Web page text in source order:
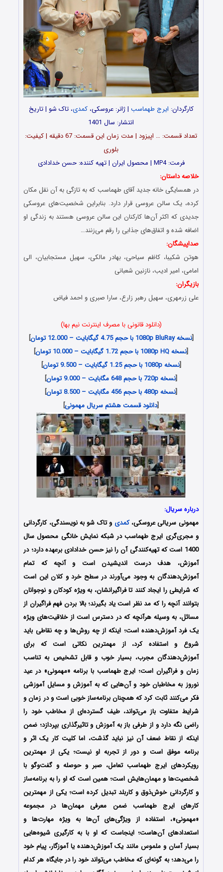
کارگردان: ایرج طهماسب | ژانر: عروسکی،کمدی، تاک شو | تاریخ
انتشار: سال 1401
تعداد قسمت: … اپیزود | مدت زمان این قسمت: 67 دقیقه | کیفیت:
بلوری
فرمت: MP4 | محصول ایران | تهیه کننده: حسن خدادادی
خلاصه داستان:
در همسایگی خانه جدید آقای طهماسب که به تازگی به آن نقل مکان
کرده، یک سالن عروسی قرار دارد. بنابراین شخصیت‌های عروسکی
جدیدی که اکثر آن‌ها کارکنان این سالن عروسی هستند به زندگی او
اضافه شده و اتفاق‌های جذابی را رقم می‌زنند…
صداپیشگان:
هوتن شکیبا، کاظم سیاحى، بهادر مالکى، سهیل مستجابیان، الى
امامى، امیر ادیب، نازنین شعبانى
بازیگران:
علی زرمهری، سهیل رهبر زارع، سارا صبری و احمد فیاض
(دانلود قانونی با مصرف اینترنت نیم بها)
[نسخه 1080p BluRay با حجم 4.75 گیگابایت – 12.000 تومان
]
[نسخه 1080p HQ با حجم 1.72 گیگابایت – 10.000 تومان
]
[نسخه 1080p با حجم 1.25 گیگابایت – 9.500 تومان
]
[نسخه 720p با حجم 648 مگابایت – 9.000 تومان
]
[نسخه 480p با حجم 456 مگابایت – 8.500 تومان
]
[دانلود قسمت هشتم سریال مهمونی]
درباره سریال:
مهمونی سریالی عروسکی،کمدی و تاک شو به نویسندگی، کارگردانی
و مجری‌گری ایرج طهماسب در شبکه نمایش خانگی محصول سال
1400 است که تهیه‌کنندگی آن را نیز حسن خدادادی برعهده دارد؛ در
آموزش، هدف درست اندیشیدن است و آنچه که تمام
آموزش‌دهندگان به‌ وجود می‌آورند در سطح خرد و کلان این است
که شرایطی را ایجاد کنند تا فراگیرانشان، به‌ ویژه کودکان و نوجوانان
بتوانند آنچه را که مد نظر است یاد بگیرند؛ بالا بردن فهم فراگیران از
مسائل، به‌ وسیله‌ هرآنچه که در دسترس است از خلاقیت‌های ویژه‌
یک فرد آموزش‌دهنده است؛ اینکه از چه روش‌ها و چه نقاطی باید
شروع و استفاده کرد، از مهمترین نکاتی است که برای
آموزش‌دهندگان مجرب، بسیار خوب و قابل تشخیص به تناسب
زمان و فراگیران است؛ ایرج طهماسب با برنامه‌ «مهمونی» در عید
نوروز به مخاطبان خود و آن‌هایی که به آموزش و مسایل آموزشی
فکر می‌کنند ثابت کرد که همچنان برنامه‌ساز خوبی است و در زمان و
شرایط متفاوت باز می‌تواند، طیف گسترده‌ای از مخاطب خود را
راضی نگه دارد و از طرفی باز به آموزش و تاثیرگذاری بپردازد؛ ضمن
اینکه از نقاط ضعف آن نیز نباید گذشت، اما کلیت کار یک اثر و
برنامه‌ موفق است و دور از تجربه‌ او نیست؛ یکی از مهمترین
رویکردهای ایرج طهماسب تعامل، صبر و حوصله و گفت‌و‌گو با
شخصیت‌ها و مهمان‌هایش است؛ همین است که او را به برنامه‌ساز
و کارگردانی خوش‌ذوق و کاربلد تبدیل کرده است؛ یکی از مهمترین
کارهای ایرج طهماسب ضمن معرفی مهمان‌ها در مجموعه‌
«مهمونی»، استفاده از ویژگی‌های آن‌ها به‌ ویژه مهارت‌ها و
استعدادهای آن‌هاست؛ اینجاست که او با به‌ کارگیری شیوه‌هایی
بسیار آسان و ملموس مانند یک آموزش‌دهنده یا آموزگار، پیام خود
را می‌دهد؛ به گونه‌ای که مخاطب می‌تواند خود را در جایگاه هر کدام